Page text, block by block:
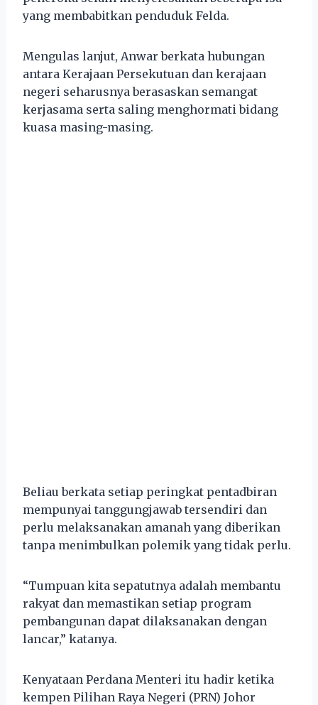
yang membabitkan penduduk Felda.
Mengulas lanjut, Anwar berkata hubungan
antara Kerajaan Persekutuan dan kerajaan
negeri seharusnya berasaskan semangat
kerjasama serta saling menghormati bidang
kuasa masing-masing.
Beliau berkata setiap peringkat pentadbiran
mempunyai tanggungjawab tersendiri dan
perlu melaksanakan amanah yang diberikan
tanpa menimbulkan polemik yang tidak perlu.
“Tumpuan kita sepatutnya adalah membantu
rakyat dan memastikan setiap program
pembangunan dapat dilaksanakan dengan
lancar,” katanya.
Kenyataan Perdana Menteri itu hadir ketika
kempen Pilihan Raya Negeri (PRN) Johor